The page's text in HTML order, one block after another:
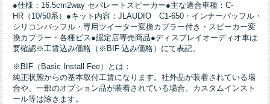
●仕様：16.5cm2way セパレートスピーカー●主な適合車種：C-
HR（10/50系）●キット内容：JLAUDIO C1-650・インナーバッフル・
シリコンバッフル・専用ツイーター変換カプラー付き・スピーカー変
換カプラー・各種ビス●認定店専売商品●ディスプレイオーディオ車は
要確認※工賃込み価格（※BIF 込み価格）にて表記。
※BIF（Basic Install Fee）とは：
純正状態からの基本取付工賃になります。社外品が装着されている場
合や、一部のオプション品が装着されている場合、カスタムインスト
ール等は除きます。